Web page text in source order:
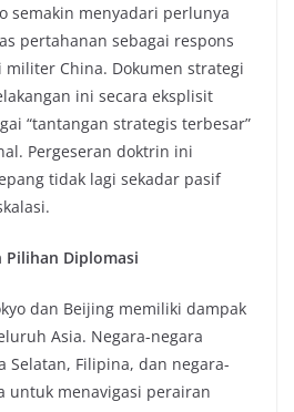
semakin menyadari perlunya
pertahanan sebagai respons
China. Dokumen strategi
ini secara eksplisit
“tantangan strategis terbesar”
Pergeseran doktrin ini
tidak lagi sekadar pasif
Pilihan Diplomasi
dan Beijing memiliki dampak
Asia. Negara-negara
Selatan, Filipina, dan negara-
untuk menavigasi perairan